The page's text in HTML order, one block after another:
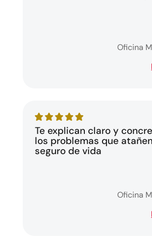
Oficina
Te explican claro y
los problemas que
seguro de vida
Oficina